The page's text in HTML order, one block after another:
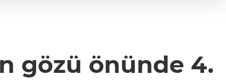
gözü önünde 4.